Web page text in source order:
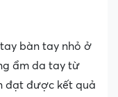
bàn tay nhỏ ở
ẩm da tay từ
đạt được kết quả